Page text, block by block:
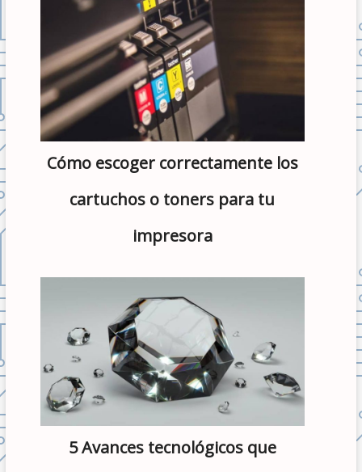
Cómo escoger correctamente los
cartuchos o toners para tu
impresora
5 Avances tecnológicos que